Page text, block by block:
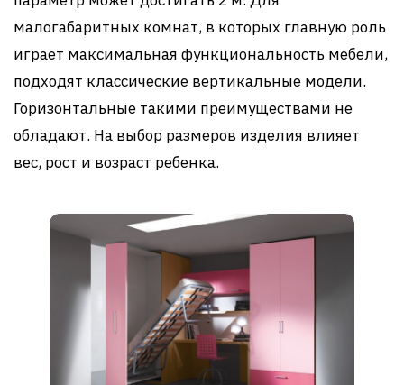
малогабаритных комнат, в которых главную роль
играет максимальная функциональность мебели,
подходят классические вертикальные модели.
Горизонтальные такими преимуществами не
обладают. На выбор размеров изделия влияет
вес, рост и возраст ребенка.